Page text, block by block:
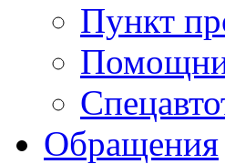
Пункт
Обращения